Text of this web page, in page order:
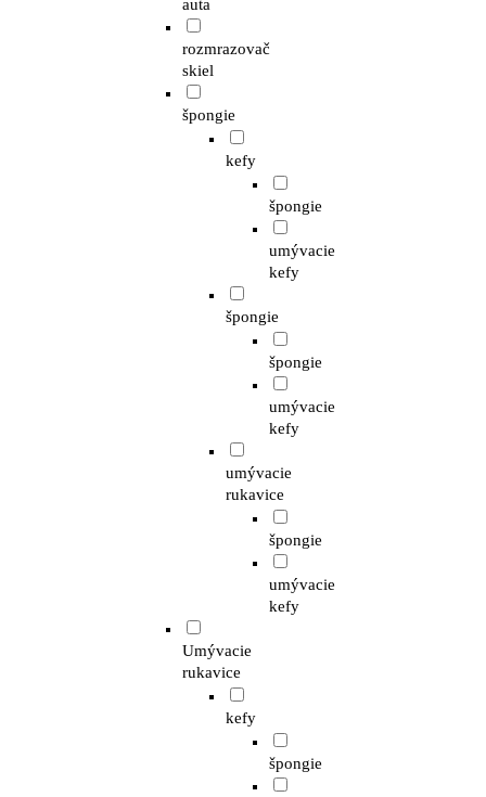
auta
rozmrazovač
skiel
špongie
kefy
špongie
umývacie
kefy
špongie
špongie
umývacie
kefy
umývacie
rukavice
špongie
umývacie
kefy
Umývacie
rukavice
kefy
špongie